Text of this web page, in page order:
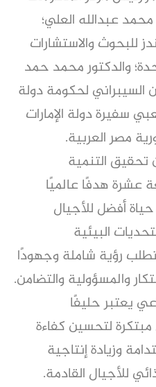
محمد عبدالله العلي؛
للبحوث والاستشارات
والدكتور محمد حمد
السيبراني لحكومة دولة
سفيرة دولة الإمارات
مصر العربية.
تحقيق التنمية
عشرة هدفًا عالميًا
أفضل للأجيال
البيئية
رؤية شاملة وجهودًا
والمسؤولية والتضامن.
يعتبر حليفًا
لتحسين كفاءة
وزيادة إنتاجية
للأجيال القادمة.